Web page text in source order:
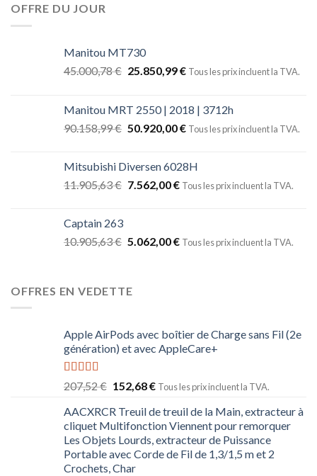
OFFRE DU JOUR
Manitou MT730
45.000,78€ 25.850,99€ Tous les prix incluent la TVA.
Manitou MRT 2550 | 2018 | 3712h
90.158,99€ 50.920,00€ Tous les prix incluent la TVA.
Mitsubishi Diversen 6028H
11.905,63€ 7.562,00€ Tous les prix incluent la TVA.
Captain 263
10.905,63€ 5.062,00€ Tous les prix incluent la TVA.
OFFRES EN VEDETTE
Apple AirPods avec boîtier de Charge sans Fil (2e
génération) et avec AppleCare+
Note5.00
sur 5
207,52€ 152,68€ Tous les prix incluent la TVA.
AACXRCR Treuil de treuil de la Main, extracteur à
cliquet Multifonction Viennent pour remorquer
Les Objets Lourds, extracteur de Puissance
Portable avec Corde de Fil de 1,3/1,5 m et 2
Crochets, Char